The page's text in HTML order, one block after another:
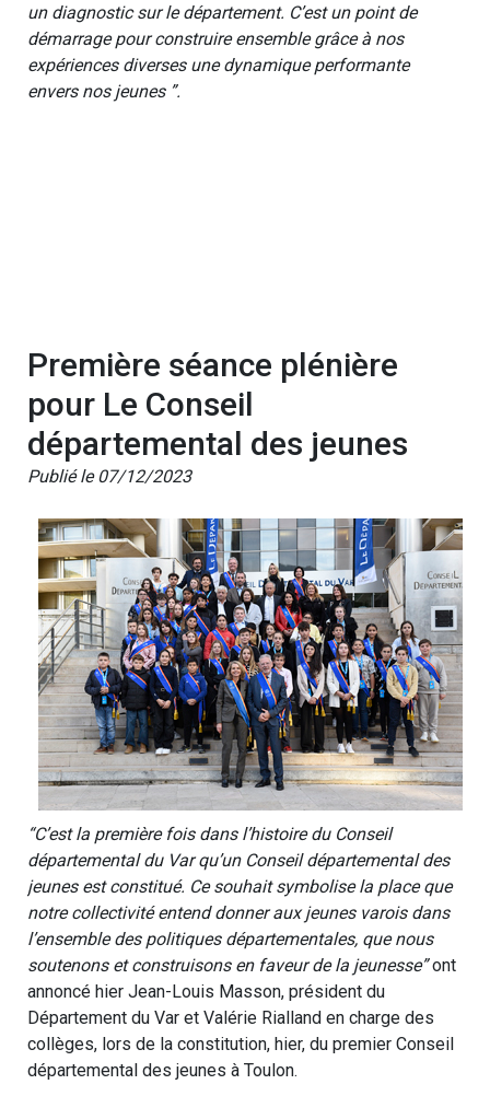
un diagnostic sur le département. C’est un point de
démarrage pour construire ensemble grâce à nos
expériences diverses une dynamique performante
envers nos jeunes ”.
Première séance plénière
pour Le Conseil
départemental des jeunes
Publié le 07/12/2023
“C’est la première fois dans l’histoire du Conseil
départemental du Var qu’un Conseil départemental des
jeunes est constitué. Ce souhait symbolise la place que
notre collectivité entend donner aux jeunes varois dans
l’ensemble des politiques départementales, que nous
soutenons et construisons en faveur de la jeunesse”ont
annoncé hier Jean-Louis Masson, président du
Département du Var et Valérie Rialland en charge des
collèges, lors de la constitution, hier, du premier Conseil
départemental des jeunes à Toulon.